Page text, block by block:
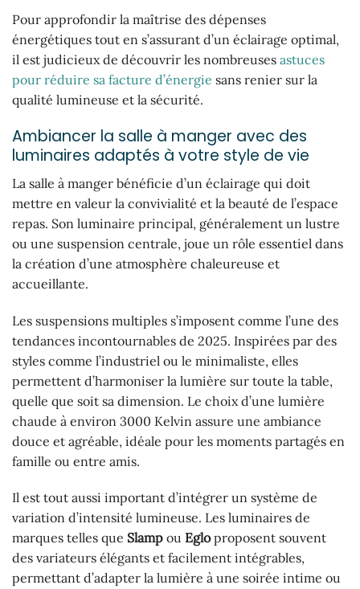
Pour approfondir la maîtrise des dépenses
énergétiques tout en s’assurant d’un éclairage optimal,
il est judicieux de découvrir les nombreuses astuces
pour réduire sa facture d’énergie sans renier sur la
qualité lumineuse et la sécurité.
Ambiancer la salle à manger avec des
luminaires adaptés à votre style de vie
La salle à manger bénéficie d’un éclairage qui doit
mettre en valeur la convivialité et la beauté de l’espace
repas. Son luminaire principal, généralement un lustre
ou une suspension centrale, joue un rôle essentiel dans
la création d’une atmosphère chaleureuse et
accueillante.
Les suspensions multiples s’imposent comme l’une des
tendances incontournables de 2025. Inspirées par des
styles comme l’industriel ou le minimaliste, elles
permettent d’harmoniser la lumière sur toute la table,
quelle que soit sa dimension. Le choix d’une lumière
chaude à environ 3000 Kelvin assure une ambiance
douce et agréable, idéale pour les moments partagés en
famille ou entre amis.
Il est tout aussi important d’intégrer un système de
variation d’intensité lumineuse. Les luminaires de
marques telles que Slamp ou Egloproposent souvent
des variateurs élégants et facilement intégrables,
permettant d’adapter la lumière à une soirée intime ou